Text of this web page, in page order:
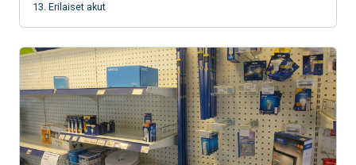
13. Erilaiset akut